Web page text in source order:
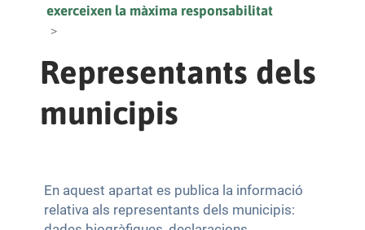
exerceixen la màxima responsabilitat
Representants dels
municipis
En aquest apartat es publica la informació
relativa als representants dels municipis: